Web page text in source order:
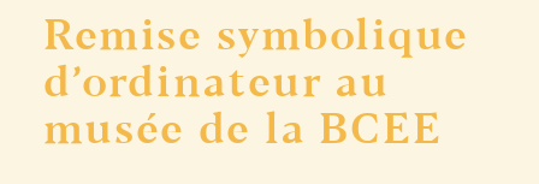
Remise symbolique
d’ordinateur au
musée de la BCEE